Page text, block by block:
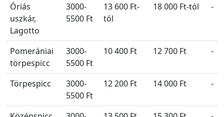
Óriás
uszkár,
Lagotto
3000-
5500 Ft
13 600 Ft-
tól
18 000 Ft-tól -
Pomerániai
törpespicc
3000-
5500 Ft
10 400 Ft 12 700 Ft -
Törpespicc
3000-
5500 Ft
12 200 Ft 14 000 Ft -